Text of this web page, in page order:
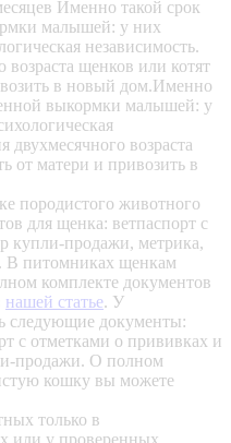
Именно такой срок
малышей: у них
независимость.
щенков или котят
в новый дом.Именно
выкормки малышей: у
двухмесячного возраста
от матери и привозить в
породистого животного
для щенка: ветпаспорт с
купли-продажи, метрика,
В питомниках щенкам
комплекте документов
нашей статье. У
следующие документы:
с отметками о прививках и
продажи. О полном
кошку вы можете
только в
или у проверенных